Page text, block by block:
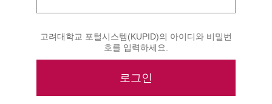
고려대학교 포털시스템(KUPID)의 아이디와 비밀번
호를 입력하세요.